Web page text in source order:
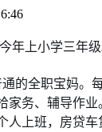
年上小学三年级
的全职宝妈。
务、辅导作业
上班，房贷车